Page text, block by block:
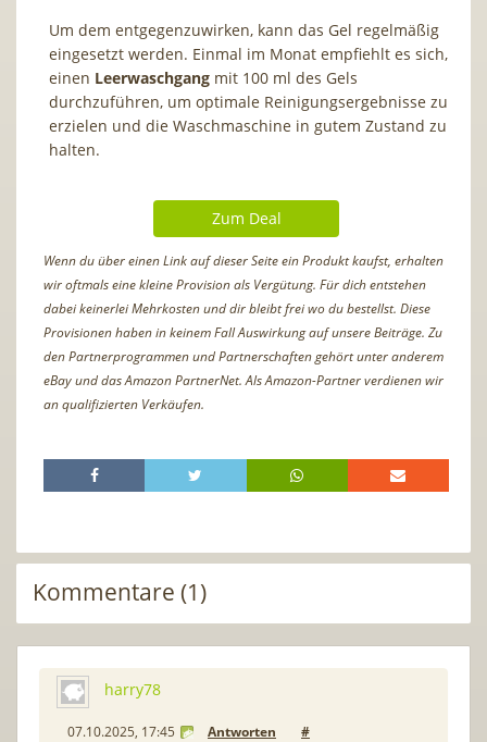
Um dem entgegenzuwirken, kann das Gel regelmäßig
eingesetzt werden. Einmal im Monat empfiehlt es sich,
einen Leerwaschgang mit 100 ml des Gels
durchzuführen, um optimale Reinigungsergebnisse zu
erzielen und die Waschmaschine in gutem Zustand zu
halten.
Zum Deal
Wenn du über einen Link auf dieser Seite ein Produkt kaufst, erhalten
wir oftmals eine kleine Provision als Vergütung. Für dich entstehen
dabei keinerlei Mehrkosten und dir bleibt frei wo du bestellst. Diese
Provisionen haben in keinem Fall Auswirkung auf unsere Beiträge. Zu
den Partnerprogrammen und Partnerschaften gehört unter anderem
eBay und das Amazon PartnerNet. Als Amazon-Partner verdienen wir
an qualifizierten Verkäufen.
Kommentare (1)
harry78
07.10.2025, 17:45 Antworten #